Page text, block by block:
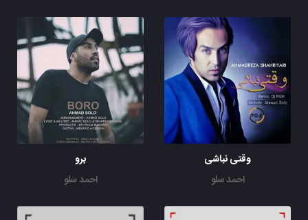
وقتی نباشی
احمد سلو
برو
احمد سلو